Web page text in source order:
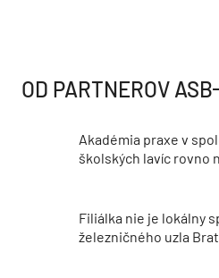
OD PARTNEROV ASB
Akadémia praxe v
školských lavíc rovno
Filiálka nie je lokálny
železničného uzla